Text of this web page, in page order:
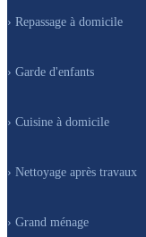
› Repassage à domicile
› Garde d'enfants
› Cuisine à domicile
› Nettoyage après travaux
› Grand ménage